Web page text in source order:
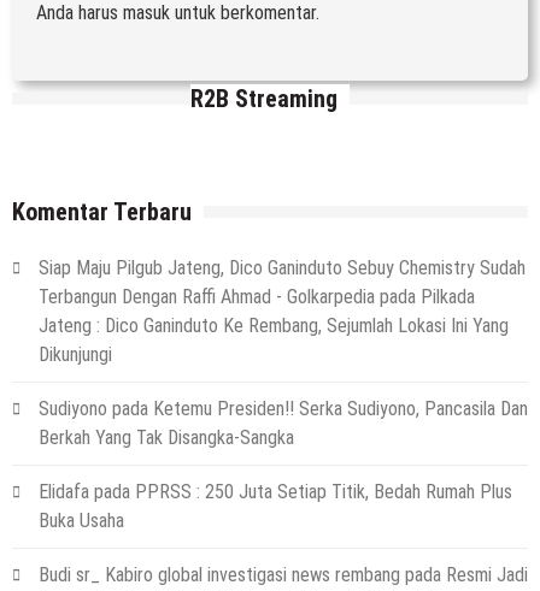
Anda harus masuk untuk berkomentar.
R2B Streaming
Komentar Terbaru
Siap Maju Pilgub Jateng, Dico Ganinduto Sebuy Chemistry Sudah
Terbangun Dengan Raffi Ahmad - Golkarpedia pada Pilkada
Jateng : Dico Ganinduto Ke Rembang, Sejumlah Lokasi Ini Yang
Dikunjungi
Sudiyono pada Ketemu Presiden!! Serka Sudiyono, Pancasila Dan
Berkah Yang Tak Disangka-Sangka
Elidafa pada PPRSS : 250 Juta Setiap Titik, Bedah Rumah Plus
Buka Usaha
Budi sr_ Kabiro global investigasi news rembang pada Resmi Jadi